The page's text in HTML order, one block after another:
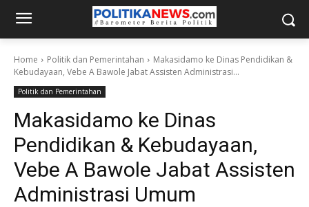
Home Politik dan Pemerintahan
Makasidamo ke Dinas Pendidikan &
Kebudayaan, Vebe A Bawole Jabat Assisten Administrasi...
Politik dan Pemerintahan
Makasidamo ke Dinas
Pendidikan & Kebudayaan,
Vebe A Bawole Jabat Assisten
Administrasi Umum